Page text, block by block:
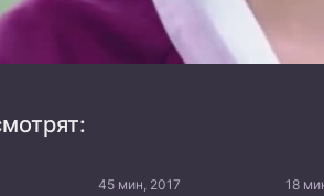
45 мин, 2017 18